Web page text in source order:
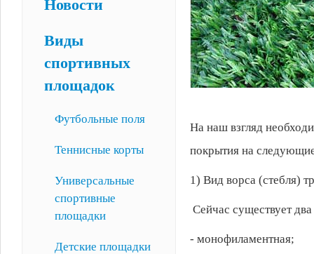
Новости
Виды
спортивных
площадок
Футбольные поля
Теннисные корты
Универсальные
спортивные
площадки
Детские площадки
На наш взгляд
покрытия на
1) Вид ворса (стебля)
Сейчас существует
- монофиламентная;